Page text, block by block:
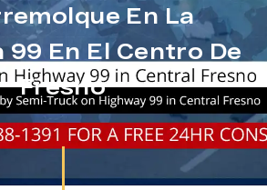
En La
En El Centro De
Fresno